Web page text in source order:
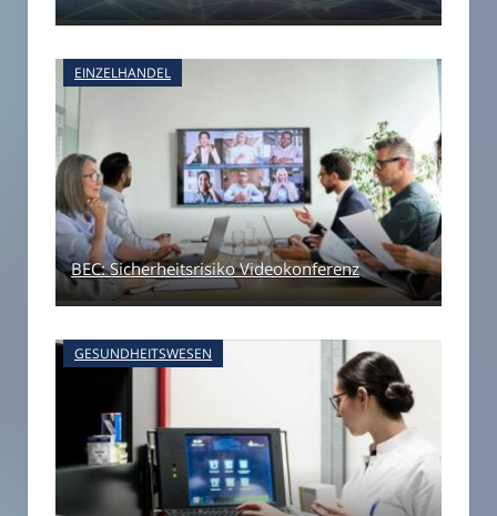
EINZELHANDEL
BEC: Sicherheitsrisiko Videokonferenz
GESUNDHEITSWESEN